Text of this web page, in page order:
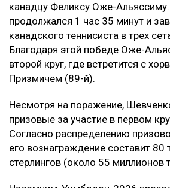
канадцу Феликсу Оже-
продолжался 1 час 35 минут и
канадского теннисиста в трех
Благодаря этой победе Оже-
второй круг, где встретится с
Призмичем (89-й).
Несмотря на поражение,
призовые за участие в первом
Согласно распределению
его вознаграждение составит 80
стерлингов (около 55 миллионов